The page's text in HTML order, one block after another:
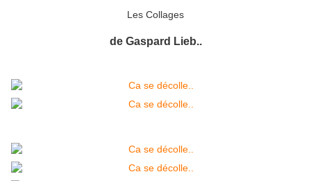
Les Collages
de Gaspard Lieb..